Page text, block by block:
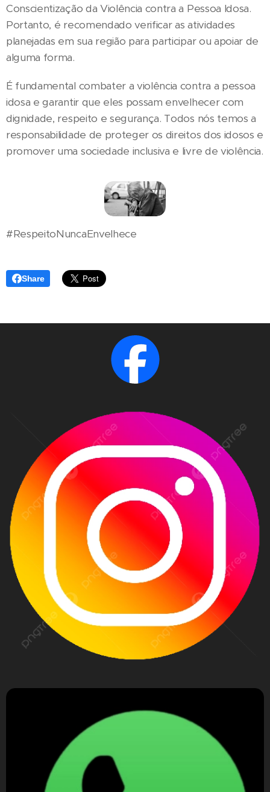
Conscientização da Violência contra a Pessoa Idosa.
Portanto, é recomendado verificar as atividades
planejadas em sua região para participar ou apoiar de
alguma forma.
É fundamental combater a violência contra a pessoa
idosa e garantir que eles possam envelhecer com
dignidade, respeito e segurança. Todos nós temos a
responsabilidade de proteger os direitos dos idosos e
promover uma sociedade inclusiva e livre de violência.
#RespeitoNuncaEnvelhece
Share